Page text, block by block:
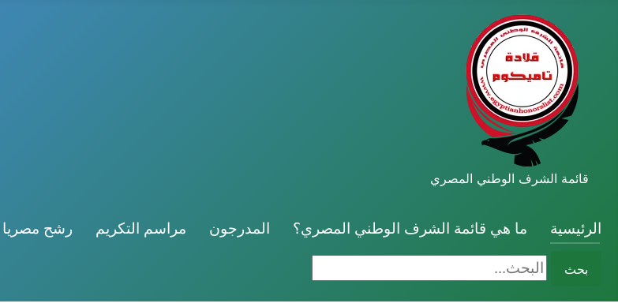
قائمة الشرف الوطني المصري
الرئيسية ما هي قائمة الشرف الوطني المصري؟ المدرجون مراسم التكريم رشح مصريا
بحث البحث...